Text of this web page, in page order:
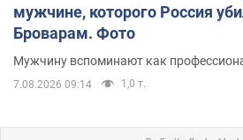
мужчине, которого Россия
Броварам. Фото
Мужчину вспоминают как
7.08.2026 09:14 1,0 т.